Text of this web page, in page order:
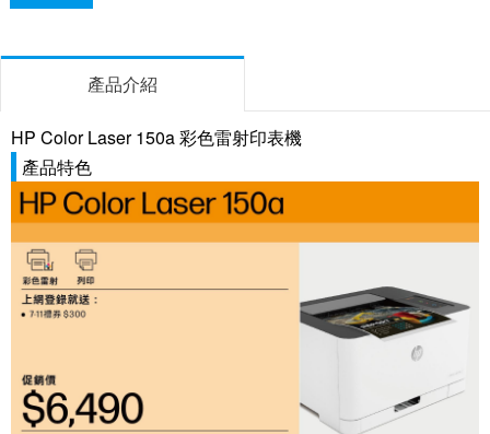
產品介紹
HP Color Laser 150a 彩色雷射印表機
產品特色